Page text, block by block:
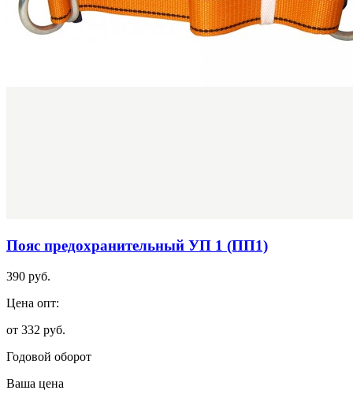
Пояс предохранительный УП 1 (ПП1)
390 руб.
Цена опт:
от 332 руб.
Годовой оборот
Ваша цена